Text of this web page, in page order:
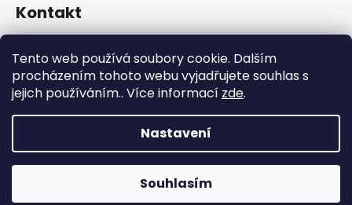
Tento web používá soubory cookie. Dalším
procházením tohoto webu vyjadřujete souhlas s
jejich používáním.. Více informací zde.
Nastavení
Souhlasím
Kontakt
+420 739 522 572
hookah_gang.cz/
Copyright 2026Hookah Gang. Všechna práva vyhrazena.